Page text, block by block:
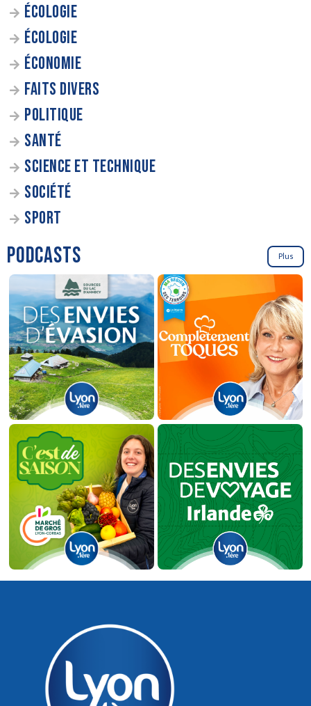
ÉCOLOGIE
ÉCOLOGIE
ÉCONOMIE
FAITS DIVERS
POLITIQUE
SANTÉ
SCIENCE ET TECHNIQUE
SOCIÉTÉ
SPORT
PODCASTS Plus